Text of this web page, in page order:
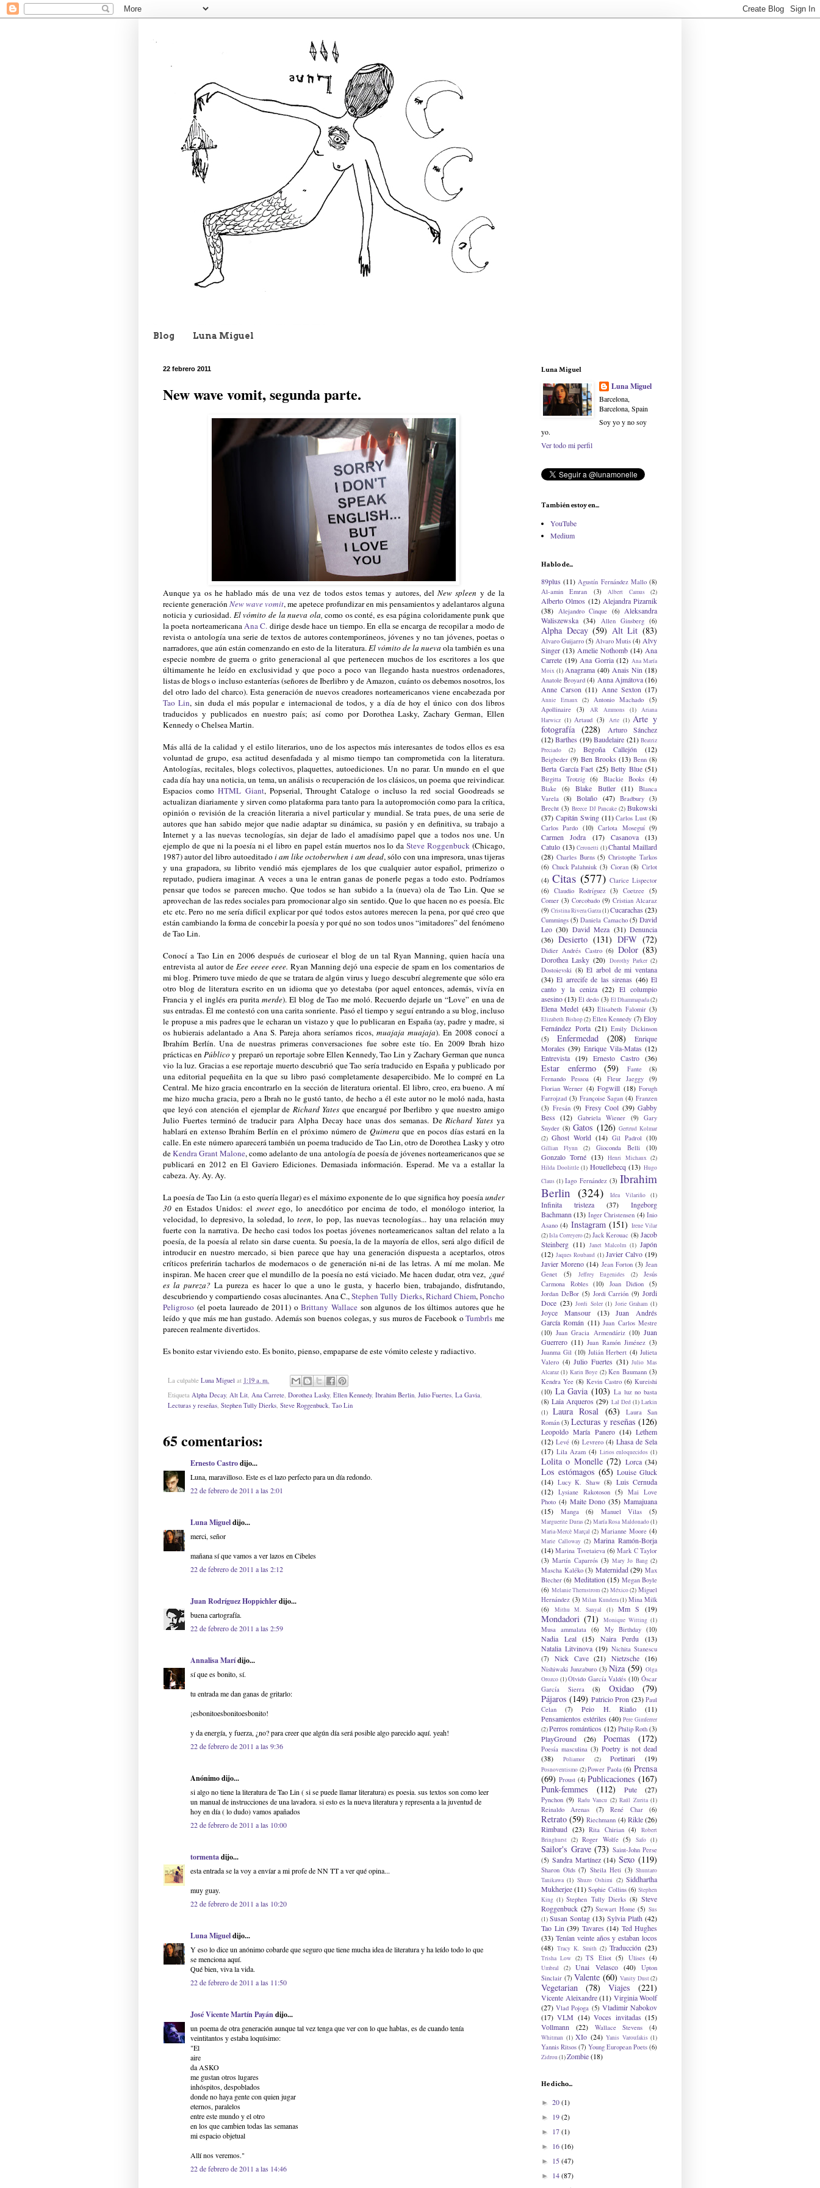
Blog Luna Miguel
22 febrero 2011
New wave vomit, segunda parte.
Aunque ya os he hablado más de una vez de todos estos temas y autores, del New spleen y de la
reciente generaciónNew wave vomit, me apetece profundizar en mis pensamientos y adelantaros alguna
noticia y curiosidad. El vómito de la nueva ola, como os conté, es esa página coloridamente punk que
la poeta norteamericanaAna C. dirige desde hace un tiempo. En ella se encarga de recopilar a modo de
revista o antología una serie de textos de autores contemporáneos, jóvenes y no tan jóvenes, poetas o
narradores, que aún están comenzando en esto de la literatura.El vómito de la nueva ola también es una
especie nombre de guerra o grito generacional al que pertenecen muchos de los escritores a los que
últimamente he leído en exclusividad y que poco a poco van llegando hasta nuestros ordenadores,
listas de blogs o incluso estanterías (señores de Iberlibro y de Amazon, cuánto os debemos nosotros, los
del otro lado del charco). Esta generación de nuevos creadores norteamericanos viene encabezada por
Tao Lin, sin duda el más popular e internacional de todos, y a día de hoy el único con dos libros
traducidos y publicados en nuestro país; así como por Dorothea Lasky, Zachary German, Ellen
Kennedy o Chelsea Martin.
Más allá de la calidad y el estilo literarios, uno de los aspectos más interesantes de todos ellos es esa
voluntad de grupo, esa actitud desenfadada y al mismo tiempo tan comprometida con la literatura.
Antologías, recitales, blogs colectivos, plaquettes, autoediciones. Un no parar. Un mundo en el que
cada día hay una noticia, un tema, un análisis o recuperación de los clásicos, un poema que reivindicar.
Espacios comoHTML Giant, Popserial, Throught Cataloge o incluso la red social Goodreads se
actualizan diariamente y sirven como plataforma para tanto para la autopromoción como para la crítica,
opinión o revisión de la creación literaria a nivel particular y mundial. Se trata pues, de una serie de
autores que han sabido mejor que nadie adaptar su dinámica, su pasión y en definitiva, su trabajo a
Internet y a las nuevas tecnologías, sin dejar de lado el amadísimo papel que a todos nos une. Un
ejemplo de que ni la poesía ni el libro en papel están muertos nos lo daSteve Roggenbuck (Chicago,
1987) autor del libro autoeditadoi am like octoberwhen i am dead, sólo con una impresora, unas tijeras
y una grapadora, su librito vendió más ejemplares de los que cualquier autor español, primerizo o
reputado, pudiera imaginar. A veces a una le entran ganas de ponerle pegas a todo esto. Podríamos
pensar que todos se parecen mucho. Que todos se han subido a la (nueva) ola de Tao Lin. Que se
aprovechan de las redes sociales para promocionar algo sin sentido. Que lo que hacen no es poesía. Etc
etc etc. Pero no me sería difícil explicar por qué todos estos autores merecen la pena, por qué creo que
están cambiando la forma de concebir la poesía y por qué no son todos unos “imitadores” del fenómeno
de Tao Lin.
Conocí a Tao Lin en 2006 después de curiosear el blog de un tal Ryan Manning, quien hacía una
entrevista al autor de Eee eeeee eeee. Ryan Manning dejó una especie de spam en los comentarios de
mi blog. Primero tuve miedo de que se tratara de algún virus y luego descubrí alegremente que sólo era
otro blog de literatura escrito en un idioma que yo detestaba (por aquel entonces, además, vivía en
Francia y el inglés era purita merde). El blog de Tao me moló. Recuerdo dejarle un “Love” en una de
sus entradas. Él me contestó con una carita sonriente. Pasó el tiempo y seguí entrando a su blog, incluso
le propuse a mis padres que le echaran un vistazo y que lo publicaran en España (ay, padre y madre, si
os hubierais adelantado a Ana S. Pareja ahora seríamos ricos, muajaja muajaja). En 2008 conocí a
Ibrahím Berlín. Una de nuestras primeras conversaciones fue sobre este tío. En 2009 Ibrah hizo
prácticas enPúblico y preparó un reportaje sobre Ellen Kennedy, Tao Lin y Zachary German que nunca
vio la luz. Gracias a ese reportaje muerto descubrió que Tao sería traducido en España y publicado por
una editorial pequeñita en la que su libro pasó completamente desapercibido. Me lo compré en La
Central. Me hizo gracia encontrarlo en la sección de literatura oriental. El libro, creo, era bueno. A mí
me hizo mucha gracia, pero a Ibrah no le gustó tanto, de hecho a él este autor no le moló nada, hasta
que leyó con atención el ejemplar de Richard Yates que encargué por Iberlibro y que nuestro amigo
Julio Fuertes terminó de traducir para Alpha Decay hace unas dos semanas. DeRichard Yates ya
hablará en extenso Ibrahím Berlín en el próximo número de Quimeraque en pocos días estará en la
calle. En este número aparecerá también un poema traducido de Tao Lin, otro de Dorothea Lasky y otro
deKendra Grant Malone, como adelanto de una antología de poesía de jóvenes norteamericanos que se
publicará en 2012 en El Gaviero Ediciones. Demasiada información. Esperad. Me va a estallar la
cabeza. Ay. Ay. Ay.
La poesía de Tao Lin (a esto quería llegar) es el máximo exponente de lo que significa hoy poesíaunder
30 en Estados Unidos: elsweet ego, lo anecdótico por encima de todo, el monólogo interior, la
velocidad, lo depresivo, la soledad, loteen, lo pop, las nuevas tecnologías... hay una relación muy
fuerte con la narrativa. De hecho casi todos los poetas jóvenes norteamericanos saltan del relato a la
poesía, de la poesía al relato sin darse cuenta. Su poesía, la de la mayoría de ellos, será algo difícil de
introducir en nuestro mercado, si bien parece que hay una generación dispuesta a aceptarlos, otros
críticos preferirán tacharlos de modernacos o de generación ni-ni de las letras. A mí me molan. Me
inspiran. Me hacen creer que el mundillo de la poesía no está viciado. Me hacen dudar, otra vez, ¿qué
es la pureza? La pureza es hacer lo que a uno le gusta, y hacerlo bien, trabajando, disfrutando,
descubriendo y compartiendo cosas alucinantes. Ana C.,Stephen Tully Dierks,Richard Chiem,Poncho
Peligroso (el poeta laureado de 2011) oBrittany Wallace son algunos de los últimos autores que he
leído y que más me han gustado. Además son buenos colegas, y sus muros de Facebook oTumbrls me
parecen realmente divertidos.
Es bonito estar viviendo esto. Es bonito, pienso, empaparse de este vómito celeste y radiactivo.
La culpable Luna Miguel at 1:19 a. m.
Etiqueta Alpha Decay, Alt Lit, Ana Carrete, Dorothea Lasky, Ellen Kennedy, Ibrahim Berlin, Julio Fuertes, La Gavia,
Lecturas y reseñas, Stephen Tully Dierks, Steve Roggenbuck, Tao Lin
65 comentarios:
Ernesto Castrodijo...
Luna, maravilloso. Este es el lazo perfecto para un día redondo.
22 de febrero de 2011 a las 2:01
Luna Migueldijo...
merci, señor
mañana sí que vamos a ver lazos en Cibeles
22 de febrero de 2011 a las 2:12
Juan Rodríguez Hoppichlerdijo...
buena cartografía.
22 de febrero de 2011 a las 2:59
Annalisa Marídijo...
sí que es bonito, sí.
tu entrada me dan ganas de gritarlo:
¡esbonitoesbonitoesbonito!
y da energía, y fuerza, ¿no? para creer que algún día será posible algo parecido aquí. yeah!
22 de febrero de 2011 a las 9:36
Anónimo dijo...
si algo no tiene la literatura de Tao Lin ( si se puede llamar literatura) es poesia. sus textos son como leer
un manual de instrucciones de una lavadora. si esto es la nueva literatura y representa a la juventud de
hoy en día ( lo dudo) vamos apañados
22 de febrero de 2011 a las 10:00
tormentadijo...
esta entrada se la voy a envíar a mi profe de NN TT a ver qué opina...
muy guay.
22 de febrero de 2011 a las 10:20
Luna Migueldijo...
Y eso lo dice un anónimo cobarde que seguro que tiene mucha idea de literatura y ha leído todo lo que
se menciona aquí.
Qué bien, viva la vida.
22 de febrero de 2011 a las 11:50
José Vicente Martín Payándijo...
un poema de otra generación aunque tal vez tenga que ver con lo que hablas, es de cuando tenía
veintitantos y estaba loquísimo:
"El
aire
da ASKO
me gustan otros lugares
inhóspitos, despoblados
donde no haya gente con quien jugar
eternos, paralelos
entre este mundo y el otro
en los que cambien todas las semanas
mi espacio objetual
Allí nos veremos."
22 de febrero de 2011 a las 14:46
Luna Miguel
Luna Miguel
Barcelona,
Barcelona, Spain
Soy yo y no soy
yo.
Ver todo mi perfil
También estoy en...
YouTube
Medium
Hablo de...
89plus (11) Agustín Fernández Mallo (8)
Al-amin Emran
(3) Albert Camus (2)
Alberto Olmos (12) Alejandra Pizarnik
(38)
Alejandro Cinque (6)
Aleksandra
Waliszewska (34) Allen Ginsberg (6)
Alpha Decay (59) Alt Lit (83)
Alvaro Guijarro (5) Alvaro Mutis (4) Alvy
Singer (13) Amelie Nothomb (14) Ana
Carrete (19) Ana Gorria (12) Ana María
Moix (1) Anagrama (40) Anais Nin (18)
Anatole Broyard (4) Anna Ajmátova (16)
Anne Carson (11) Anne Sexton (17)
Annie Ernaux (2) Antonio Machado
(5)
Apollinaire
(3) AR Ammons (1)
Ariana
Harwicz (1) Artaud (3) Arte (1) Arte y
fotografía (228)
Arturo Sánchez
(12) Barthes (19) Baudelaire (21) Beatriz
Preciado
(2) Begoña Callejón (12)
Beigbeder (9) Ben Brooks (13) Benn (8)
Berta García Faet (25) Betty Blue (51)
Birgitta Trotzig (6) Blackie Books (4)
Blake
(6) Blake Butler (11)
Blanca
Varela
(8) Bolaño (47) Bradbury (3)
Brecht (3) Breece DJ Pancake (2) Bukowski
(37) Capitán Swing (11) Carlos Lust (8)
Carlos Pardo (10) Carlota Moseguí (9)
Carmen Jodra (17) Casanova
(13)
Catulo (13) Ceronetti (1) Chantal Maillard
(28) Charles Burns (5) Christophe Tarkos
(6) Chuck Palahniuk (3) Cioran (8) Cirlot
(4) Citas (577) Clarice Lispector
(6)
Claudio Rodríguez (3) Coetzee (5)
Comer (3) Corcobado (9) Cristian Alcaraz
(9) Cristina Rivera Garza(1)Cucarachas (23)
Cummings (5) Daniela Camacho (5) David
Leo (30) David Meza (31) Denuncia
(36) Desierto (131) DFW (72)
Didier Andrés Castro (6) Dolor (83)
Dorothea Lasky (20) Dorothy Parker (2)
Dostoievski (8) El arbol de mi ventana
(34) El arrecife de las sirenas (46) El
canto y la ceniza (22) El columpio
asesino(13) El dedo (3) El Dhammapada(2)
Elena Medel (43) Elisabeth Falomir (3)
Elizabeth Bishop(2) Ellen Kennedy (7) Eloy
Fernández Porta (21) Emily Dickinson
(5)
Enfermedad (208)
Enrique
Morales (39) Enrique Vila-Matas (12)
Entrevista (19) Ernesto Castro (36)
Estar enfermo (59) Fante
(8)
Fernando Pessoa
(4) Fleur Jaeggy
(9)
Florian Werner (4) Fogwill (18) Forugh
Farrojzad (3) Françoise Sagan (4) Franzen
(3) Fresán (9) Fresy Cool (39) Gabby
Bess (12) Gabriela Wiener (9)
Gary
Snyder (8) Gatos (126) Gertrud Kolmar
(2) Ghost World (14) Gil Padrol (10)
Gillian Flynn (2) Gioconda Belli (10)
Gonzalo Torné (13) Henri Michaux (2)
Hilda Doolittle (1) Houellebecq (13) Hugo
Claus (1) Iago Fernández (3) Ibrahim
Berlin (324) Idea Vilariño (1)
Infinita tristeza (37)
Ingeborg
Bachmann (13) Inger Christensen (4) Inio
Asano (4) Instagram (151) Irene Vilar
(2)Isla Correyero(2) Jack Kerouac (8) Jacob
Steinberg (11) Janet Malcolm (1) Japón
(12) Jaques Roubaud (1) Javier Calvo (19)
Javier Moreno (14) Jean Forton (3) Jean
Genet
(5) Jeffrey Eugenides (2)
Jesús
Carmona Robles
(10) Joan Didion
(5)
Jordan DeBor (5) Jordi Carrión (9) Jordi
Doce (23) Jordi Soler (1) Jorie Graham (1)
Joyce Mansour (13)
Juan Andrés
García Román (11) Juan Carlos Mestre
(10) Juan Gracia Armendáriz (10) Juan
Guerrero (11) Juan Ramón Jiménez (3)
Juanma Gil (10) Julián Herbert (4) Julieta
Valero (4) Julio Fuertes (31) Julio Mas
Alcaraz (1) Karin Boye (2) Ken Baumann (3)
Kendra Yee (8) Kevin Castro (6) Kureishi
(10) La Gavia (103) La luz no basta
(8) Laia Arqueros (29) Lal Ded (1) Larkin
(1)
Laura Rosal (63)
Laura San
Román (3) Lecturas y reseñas (126)
Leopoldo María Panero (14) Lethem
(12) Levé (6) Levrero (4) Lhasa de Sela
(17) Lila Azam (4) Lirios enloquecidos (1)
Lolita o Monelle (72) Lorca (34)
Los estómagos (65) Louise Gluck
(14) Lucy K. Shaw (8) Luis Cernuda
(12) Lysiane Rakotoson (5)
Mai Love
Photo (4) Maite Dono (35) Mamajuana
(15)
Manga (6) Manuel Vilas (5)
Marguerite Duras(2) María Rosa Maldonado(1)
Maria-Mercè Marçal (2) Marianne Moore (4)
Marie Calloway (2) Marina Ramón-Borja
(14) Marina Tsvetaieva (6) Mark C Taylor
(3) Martín Caparrós (3) Mary Jo Bang (2)
Mascha Kaléko (3) Maternidad (29) Max
Blecher (6) Meditation (15) Megan Boyle
(6) Melanie Thernstrom (2) México (2) Miguel
Hernández (3) Milan Kundera(1) Mina Milk
(6)
Mithu M. Sanyal (1) Mm S (19)
Mondadori (71) Monique Witting (1)
Musa ammalata (6) My Birthday (10)
Nadia Leal (15) Naira Perdu
(13)
Natalia Litvinova (19) Nichita Stanescu
(7)
Nick Cave (21) Nietzsche (16)
Nishiwaki Junzaburo (3) Niza (59) Olga
Orozco (1)Olvido García Valdés (10) Óscar
García Sierra
(8) Oxidao
(79)
Pájaros (149) Patricio Pron (23) Paul
Celan
(7) Peio H. Riaño
(11)
Pensamientos estériles (40) Pere Gimferrer
(2)Perros románticos (12) Philip Roth (3)
PlayGround (26) Poemas (172)
Poesía masculina (3) Poetry is not dead
(38)
Poliamor (2) Portinari (19)
Posnoventismo (2) Power Paola (6) Prensa
(69) Proust (4) Publicaciones (167)
Punk-femmes
(112) Pute (27)
Pynchon (9) Radu Vancu (2) Raúl Zurita (1)
Reinaldo Arenas (7) René Char (6)
Retrato (59) Riechmann (4) Rikle (26)
Rimbaud (23) Rita Chirian (4)
Robert
Bringhurst (2) Roger Wolfe (5) Safo (1)
Sailor's Grave (73) Saint-John Perse
(5) Sandra Martínez (14) Sexo (119)
Sharon Olds (7) Sheila Heti (3) Shuntaro
Tanikawa (1) Shuzo Oshimi (2) Siddhartha
Mukherjee (11) Sophie Collins (6) Stephen
King (1) Stephen Tully Dierks (8) Steve
Roggenbuck (27) Stewart Home (5) Sus
(1) Susan Sontag (13) Sylvia Plath (42)
Tao Lin (39) Tavares (14) Ted Hughes
(33) Tenían veinte años y estaban locos
(48) Tracy K. Smith (2) Traducción (23)
Trisha Low (2) TS Eliot (5) Ulises (4)
Umbral (2) Unai Velasco (40)
Upton
Sinclair (7) Valente (60) Vanity Dust(2)
Vegetarian (78) Viajes (221)
Vicente Aleixandre (11) Virginia Woolf
(27) Vlad Pojoga (5) Vladimir Nabokov
(17) VLM (14) Voces invitadas (15)
Vollmann
(22) Wallace Stevens (4)
Whitman (1) XIo (24) Yanis Varoufakis (1)
Yannis Ritsos (7) Young European Poets (6)
Zidrou(1)Zombie(18)
He dicho...
► 20(1)
► 19(2)
► 17(1)
► 16(16)
► 15(47)
► 14(87)